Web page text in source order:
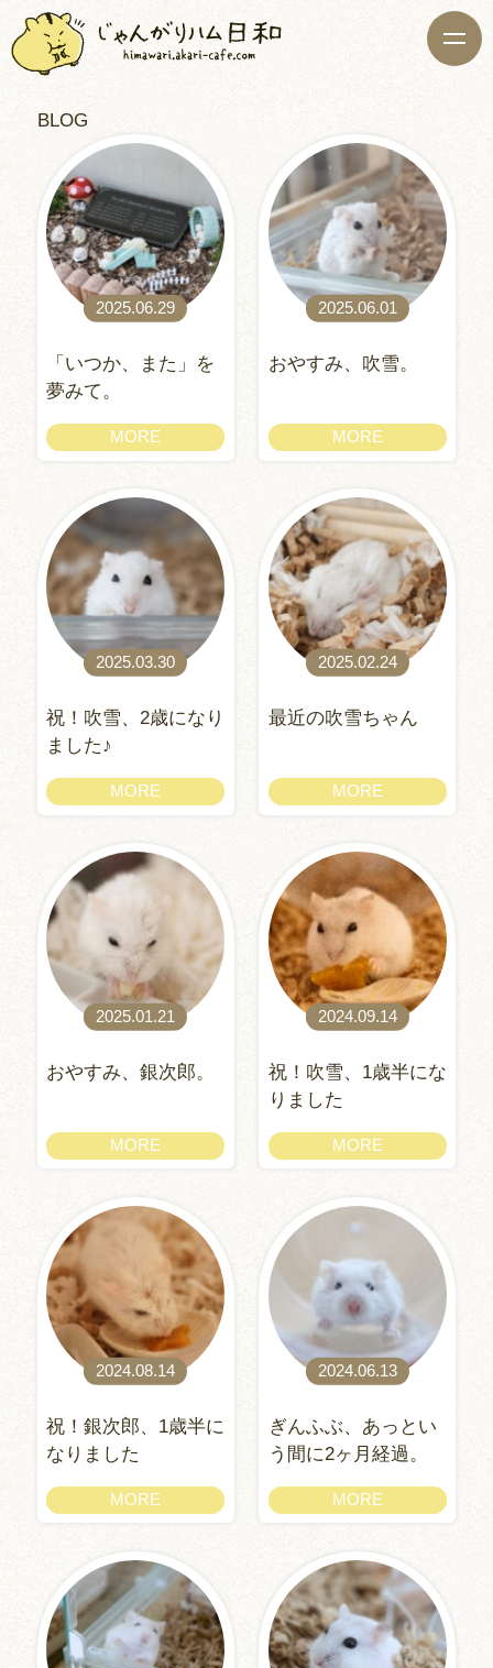
BLOG
2025.06.29
「いつか、また」を
夢みて。
MORE
2025.06.01
おやすみ、吹雪。
MORE
2025.03.30
祝！吹雪、2歳になり
ました♪
MORE
2025.02.24
最近の吹雪ちゃん
MORE
2025.01.21
おやすみ、銀次郎。
MORE
2024.09.14
祝！吹雪、1歳半にな
りました
MORE
2024.08.14
祝！銀次郎、1歳半に
なりました
MORE
2024.06.13
ぎんふぶ、あっとい
う間に2ヶ月経過。
MORE